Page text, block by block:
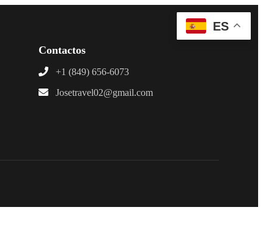
Contactos
+1 (849) 656-6073
Josetravel02@gmail.com
ES